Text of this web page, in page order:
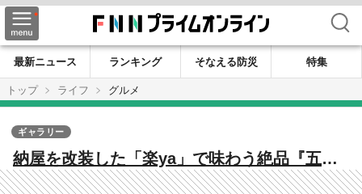
検索
最新ニュース ランキング そなえる防災
特集
トップ
ライフ グルメ
納屋を改装した「楽ya」で味わう絶品『五平
餅』 えごまの魅力を高岡から発信
ギャラリー